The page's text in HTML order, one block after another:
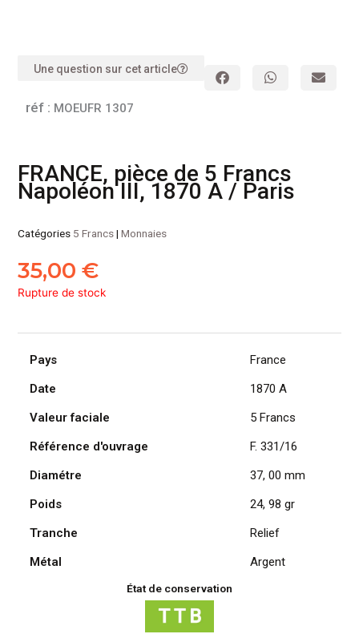
Une question sur cet article
réf : MOEUFR 1307
FRANCE, pièce de 5 Francs
Napoléon III, 1870 A / Paris
Catégories 5 Francs|Monnaies
35,00€
Rupture de stock
Pays
France
Date
1870 A
Valeur faciale
5 Francs
Référence d'ouvrage
F. 331/16
Diamétre
37, 00 mm
Poids
24, 98 gr
Tranche
Relief
Métal
Argent
État de conservation